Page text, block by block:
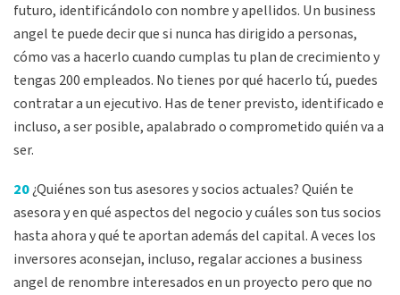
futuro, identificándolo con nombre y apellidos. Un business
angel te puede decir que si nunca has dirigido a personas,
cómo vas a hacerlo cuando cumplas tu plan de crecimiento y
tengas 200 empleados. No tienes por qué hacerlo tú, puedes
contratar a un ejecutivo. Has de tener previsto, identificado e
incluso, a ser posible, apalabrado o comprometido quién va a
ser.
20¿Quiénes son tus asesores y socios actuales? Quién te
asesora y en qué aspectos del negocio y cuáles son tus socios
hasta ahora y qué te aportan además del capital. A veces los
inversores aconsejan, incluso, regalar acciones a business
angel de renombre interesados en un proyecto pero que no